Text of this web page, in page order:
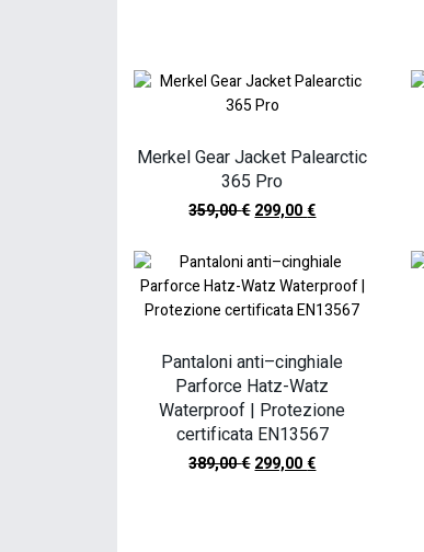
Merkel Gear Jacket Palearctic
365 Pro
359,00€299,00€
Pantaloni anti–cinghiale
Parforce Hatz-Watz
Waterproof | Protezione
certificata EN13567
389,00€299,00€